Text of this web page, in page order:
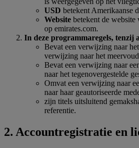
USD betekent Amerikaanse
Website betekent de
op emirates.com.
In deze programmaregels, tenzij
Bevat een verwijzing naar
verwijzing naar het
Bevat een verwijzing naar
naar het tegenovergestelde
Omvat een verwijzing naar
naar haar geautoriseerde
zijn titels uitsluitend
referentie.
2. Accountregistratie en